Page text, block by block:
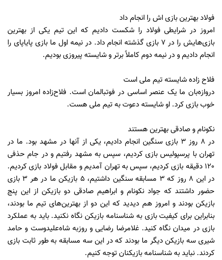
فولاد بهترین بازی اش را انجام داد
امروز در شرایطی فولاد را شکست دادیم که این تیم یکی از بهترین
بازی‌هایش را در 7 بازی گذشته انجام داد. در نیمه اول ما بازی پایاپای را
انجام دادیم و در نیمه دوم کاملاً برتر و شایسته پیروزی بودیم.
فلاح زاده شایسته تیم ملی است
دروازه‌بان ما یک عنصر اساسی در فوتبالمان است. فلاح‌زاده امروز بسیار
خوب بازی کرد. او شایسته دعوت به تیم ملی هست.
نکونام و صادقی بهترین هستند
در 8 روز 3 بازی سنگین انجام دادیم، یکی از آنها در مشهد بود. ما در
تهران با پرسپولیس بازی کردیم، سپس به مشهد رفتیم و در جام حذفی
120 دقیقه بازی کردیم، سپس به تهران آمدیم و مقابل فولاد بازی کردیم.
در این 8 روز که 3 مسابقه سنگین داشتیم، 5 بازیکن ما در هر 3 بازی
حضور داشتند که جواد نکونام و ابراهیم صادقی دو بازیکن از این پنج
بازیکن بودند و امروز هم دیدید که این دو از بهترین‌های تیم ما بودند،
بنابراین برای کیفیت بازی به شناسنامه بازیکن نگاه نکنید. باید به عملکرد
بازی در میدان نگاه کنید. غلامرضا رضایی و روزبه شاه‌علیدوست و حامد
شیری سه بازیکن دیگر ما بودند که در این سه مسابقه به طور ثابت بازی
کردند. نباید به شناسنامه بازیکنان توجه کنیم.